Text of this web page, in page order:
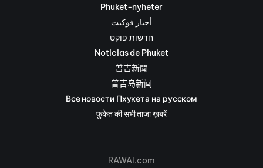
Phuket-nyheter
أخبار فوكيت
חדשות פוקט
Noticias de Phuket
普吉新聞
普吉岛新闻
Все новости Пхукета на русском
फुकेत की सभी ताज़ा ख़बरें
RAWAI.com